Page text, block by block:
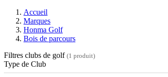
Accueil
Marques
Honma Golf
Bois de parcours
Filtres clubs de golf (1 produit)
Type de Club